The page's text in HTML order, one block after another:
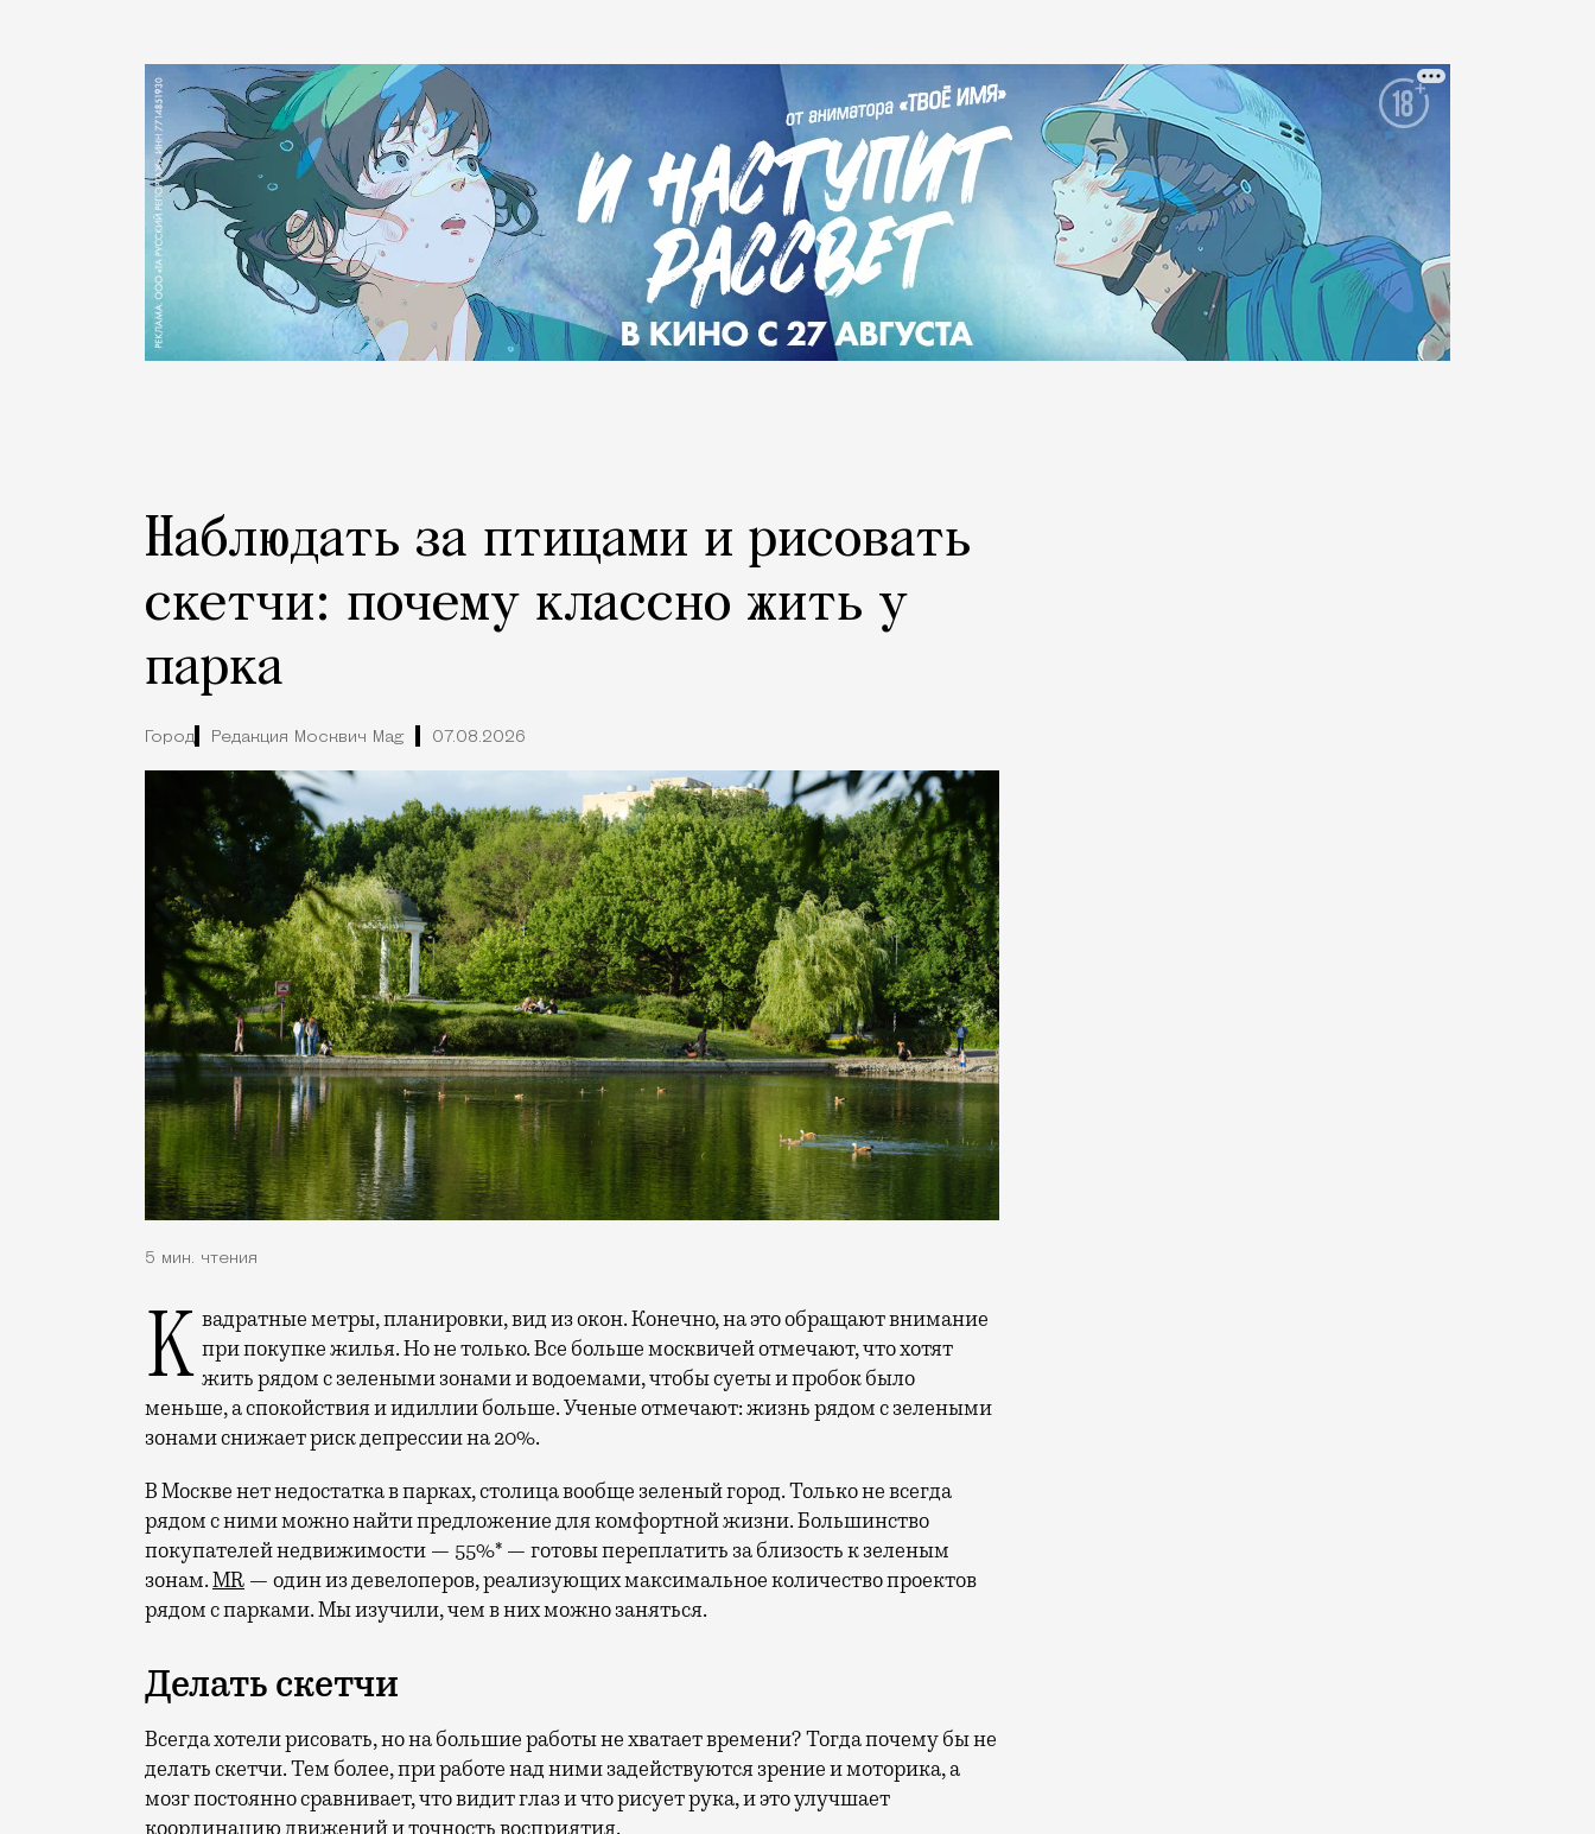
Город
Наблюдать за птицами и рисовать
скетчи: почему классно жить у
парка
Город Редакция Москвич Mag 07.08.2026
5 мин. чтения
Квадратные метры, планировки, вид из окон. Конечно, на это обращают внимание при покупке жилья. Но не только. Все больше москвичей отмечают, что хотят
жить рядом с зелеными зонами и водоемами, чтобы суеты и пробок было
меньше, а спокойствия и идиллии больше. Ученые отмечают: жизнь рядом с зелеными
зонами снижает риск депрессии на 20%.
В Москве нет недостатка в парках, столица вообще зеленый город. Только не всегда
рядом с ними можно найти предложение для комфортной жизни. Большинство
покупателей недвижимости — 55%* — готовы переплатить за близость к зеленым
зонам.MR — один из девелоперов, реализующих максимальное количество проектов
рядом с парками. Мы изучили, чем в них можно заняться.
Делать скетчи
Всегда хотели рисовать, но на большие работы не хватает времени? Тогда почему бы не
делать скетчи. Тем более, при работе над ними задействуются зрение и моторика, а
мозг постоянно сравнивает, что видит глаз и что рисует рука, и это улучшает
координацию движений и точность восприятия.